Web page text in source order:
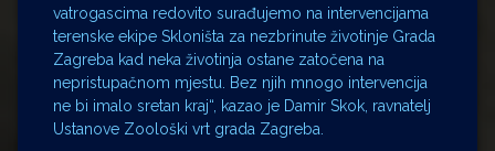
vatrogascima redovito surađujemo na intervencijama
terenske ekipe Skloništa za nezbrinute životinje Grada
Zagreba kad neka životinja ostane zatočena na
nepristupačnom mjestu. Bez njih mnogo intervencija
ne bi imalo sretan kraj“, kazao je Damir Skok, ravnatelj
Ustanove Zoološki vrt grada Zagreba.